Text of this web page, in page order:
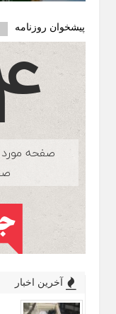
پیشخوان روزنامه
آخرین اخبار